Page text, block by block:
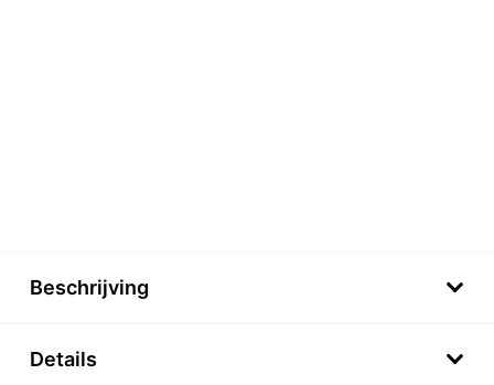
Beschrijving
Details